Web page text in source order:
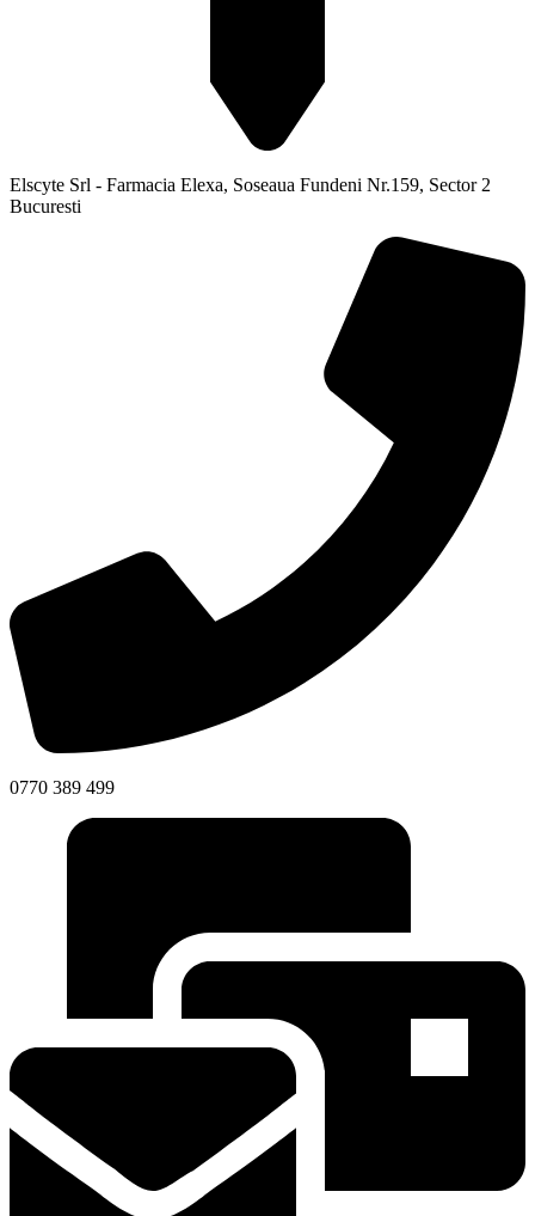
Elscyte Srl - Farmacia Elexa, Soseaua Fundeni Nr.159, Sector 2
Bucuresti
0770 389 499